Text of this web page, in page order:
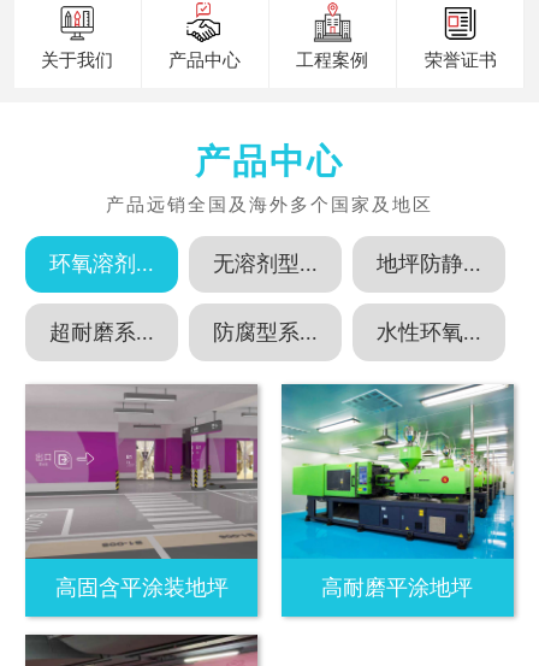
关于我们 产品中心 工程案例 荣誉证书
产品中心
环氧溶剂... 无溶剂型... 地坪防静...
超耐磨系... 防腐型系... 水性环氧...
高固含平涂装地坪 高耐磨平涂地坪